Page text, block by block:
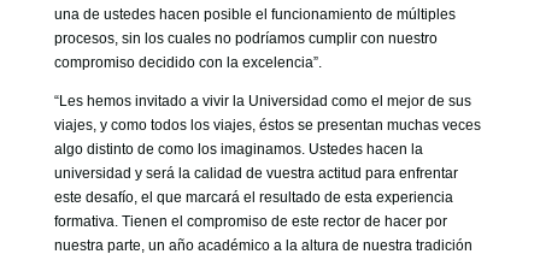
una de ustedes hacen posible el funcionamiento de múltiples
procesos, sin los cuales no podríamos cumplir con nuestro
compromiso decidido con la excelencia”.
“Les hemos invitado a vivir la Universidad como el mejor de sus
viajes, y como todos los viajes, éstos se presentan muchas veces
algo distinto de como los imaginamos. Ustedes hacen la
universidad y será la calidad de vuestra actitud para enfrentar
este desafío, el que marcará el resultado de esta experiencia
formativa. Tienen el compromiso de este rector de hacer por
nuestra parte, un año académico a la altura de nuestra tradición